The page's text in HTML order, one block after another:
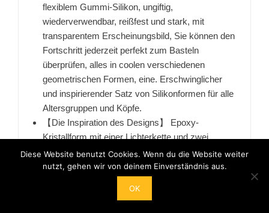
flexiblem Gummi-Silikon, ungiftig,
wiederverwendbar, reißfest und stark, mit
transparentem Erscheinungsbild, Sie können den
Fortschritt jederzeit perfekt zum Basteln
überprüfen, alles in coolen verschiedenen
geometrischen Formen, eine. Erschwinglicher
und inspirierender Satz von Silikonformen für alle
Altersgruppen und Köpfe.
【Die Inspiration des Designs】 Epoxy-
Kristallform mit einer Lichterkette und zwei
eingebauten Knopfzellen. Wir lassen uns von der
minimalistischen Inneneinrichtung inspirieren und
Buchstabenschilder, um die Kunstschöpfung aus
Diese Website benutzt Cookies. Wenn du die Website weiter
nutzt, gehen wir von deinem Einverständnis aus.
OK